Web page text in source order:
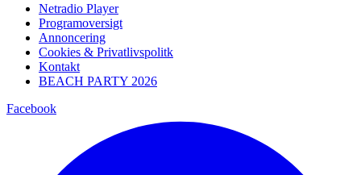
Netradio Player
Programoversigt
Annoncering
Cookies & Privatlivspolitk
Kontakt
BEACH PARTY 2026
Facebook